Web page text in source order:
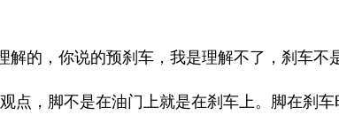
的，你说的预刹车，我是理解不了，刹车不
点，脚不是在油门上就是在刹车上。脚在刹车